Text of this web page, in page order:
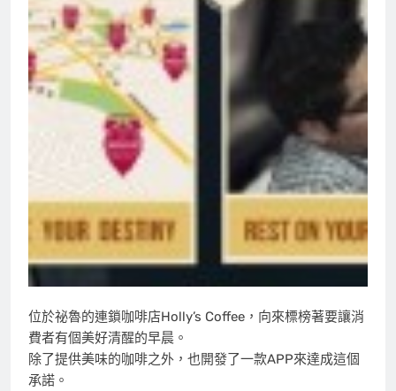
位於祕魯的連鎖咖啡店Holly’s Coffee，向來標榜著要讓消
費者有個美好清醒的早晨。
除了提供美味的咖啡之外，也開發了一款APP來達成這個
承諾。